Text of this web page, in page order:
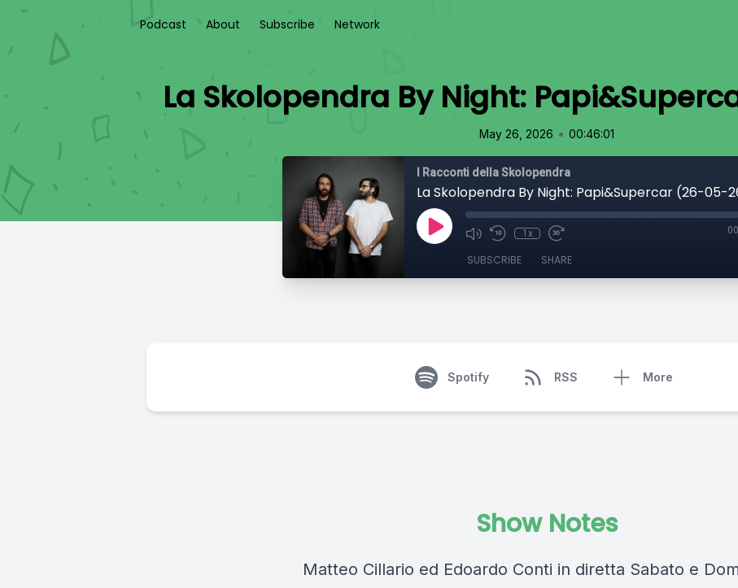
Podcast About Subscribe Network
La Skolopendra By Night:
May 26, 2026 • 00:46:01
I Racconti della Skolopendra
La Skolopendra By Night: Papi&Supercar (26-05-
1x
SUBSCRIBE SHARE
Spotify RSS More
Show Notes
Matteo Cillario ed Edoardo Conti in diretta Sabato e